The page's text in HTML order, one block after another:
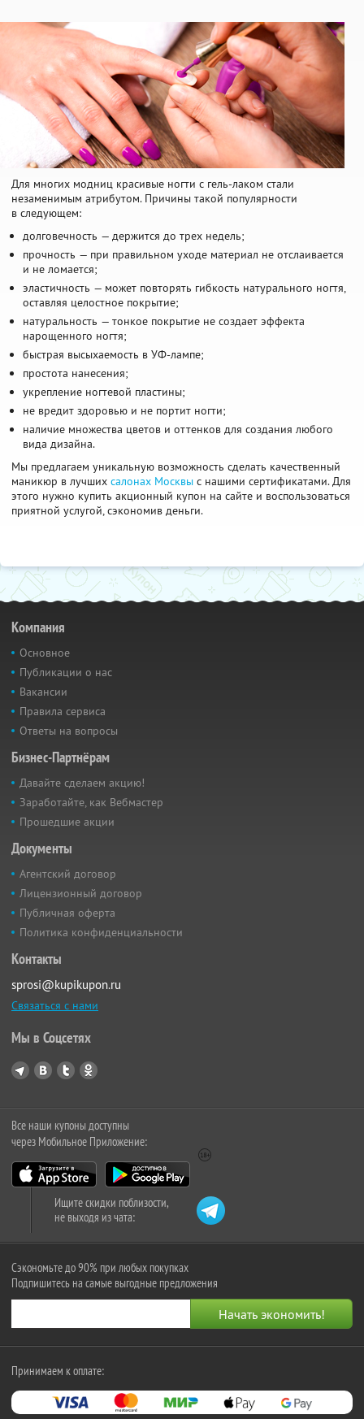
Для многих модниц красивые ногти с гель-лаком стали
незаменимым атрибутом. Причины такой популярности
в следующем:
долговечность — держится до трех недель;
прочность — при правильном уходе материал не отслаивается
и не ломается;
эластичность — может повторять гибкость натурального ногтя,
оставляя целостное покрытие;
натуральность — тонкое покрытие не создает эффекта
нарощенного ногтя;
быстрая высыхаемость в УФ-лампе;
простота нанесения;
укрепление ногтевой пластины;
не вредит здоровью и не портит ногти;
наличие множества цветов и оттенков для создания любого
вида дизайна.
Мы предлагаем уникальную возможность сделать качественный
маникюр в лучших салонах Москвы с нашими сертификатами. Для
этого нужно купить акционный купон на сайте и воспользоваться
приятной услугой, сэкономив деньги.
Компания
Основное
Публикации о нас
Вакансии
Правила сервиса
Ответы на вопросы
Бизнес-Партнёрам
Давайте сделаем акцию!
Заработайте, как Вебмастер
Прошедшие акции
Документы
Агентский договор
Лицензионный договор
Публичная оферта
Политика конфиденциальности
Контакты
sprosi@kupikupon.ru
Связаться с нами
Мы в Соцсетях
Все наши купоны доступны
через Мобильное Приложение:
Ищите скидки поблизости,
не выходя из чата:
Сэкономьте до 90% при любых покупках
Подпишитесь на самые выгодные предложения
Принимаем к оплате: